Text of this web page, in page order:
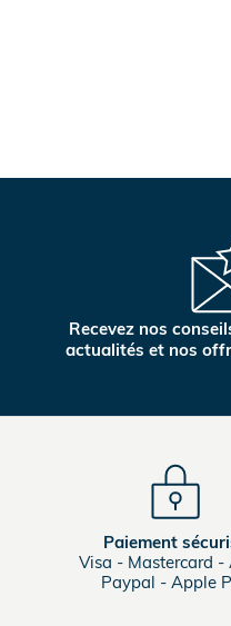
Recevez nos
actualités et nos
Paiement
Visa - Mastercard -
Paypal - Apple